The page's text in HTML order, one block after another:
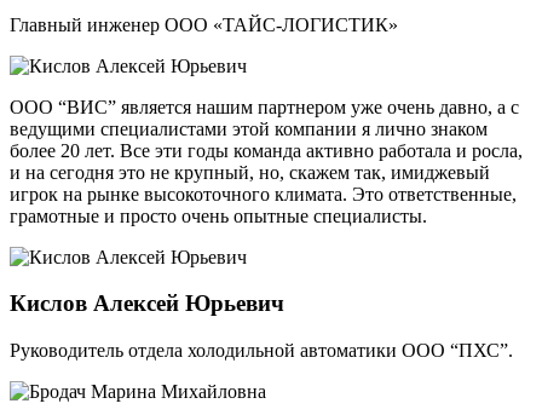
Главный инженер ООО «ТАЙС-ЛОГИСТИК»
ООО “ВИС” является нашим партнером уже очень давно, а с
ведущими специалистами этой компании я лично знаком
более 20 лет. Все эти годы команда активно работала и росла,
и на сегодня это не крупный, но, скажем так, имиджевый
игрок на рынке высокоточного климата. Это ответственные,
грамотные и просто очень опытные специалисты.
Кислов Алексей Юрьевич
Руководитель отдела холодильной автоматики ООО “ПХС”.